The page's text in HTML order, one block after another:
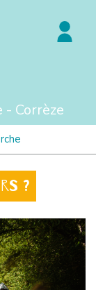
- Corrèze
?